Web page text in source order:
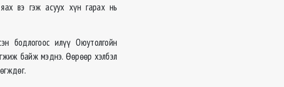
вэ гэж асуух хүн гарах нь
бодлогоос илүү Оюутолгойн
байж мэднэ. Өөрөөр хэлбэл